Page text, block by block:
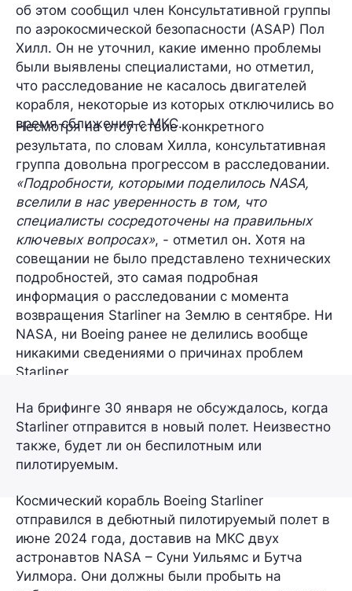
об этом сообщил член Консультативной группы
по аэрокосмической безопасности (ASAP) Пол
Хилл. Он не уточнил, какие именно проблемы
были выявлены специалистами, но отметил,
что расследование не касалось двигателей
корабля, некоторые из которых отключились во
время сближения с МКС.
Несмотря на отсутствие конкретного
результата, по словам Хилла, консультативная
группа довольна прогрессом в расследовании.
«Подробности, которыми поделилось NASA,
вселили в нас уверенность в том, что
специалисты сосредоточены на правильных
ключевых вопросах», - отметил он. Хотя на
совещании не было представлено технических
подробностей, это самая подробная
информация о расследовании с момента
возвращения Starliner на Землю в сентябре. Ни
NASA, ни Boeing ранее не делились вообще
никакими сведениями о причинах проблем
Starliner.
На брифинге 30 января не обсуждалось, когда
Starliner отправится в новый полет. Неизвестно
также, будет ли он беспилотным или
пилотируемым.
Космический корабль Boeing Starliner
отправился в дебютный пилотируемый полет в
июне 2024 года, доставив на МКС двух
астронавтов NASA – Суни Уильямс и Бутча
Уилмора. Они должны были пробыть на